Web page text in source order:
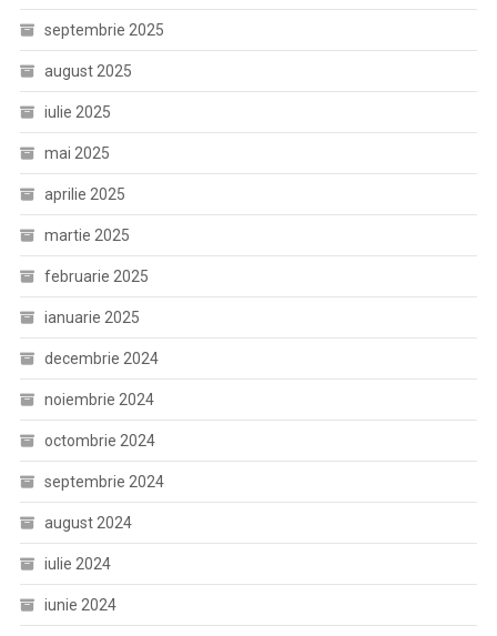
septembrie 2025
august 2025
iulie 2025
mai 2025
aprilie 2025
martie 2025
februarie 2025
ianuarie 2025
decembrie 2024
noiembrie 2024
octombrie 2024
septembrie 2024
august 2024
iulie 2024
iunie 2024